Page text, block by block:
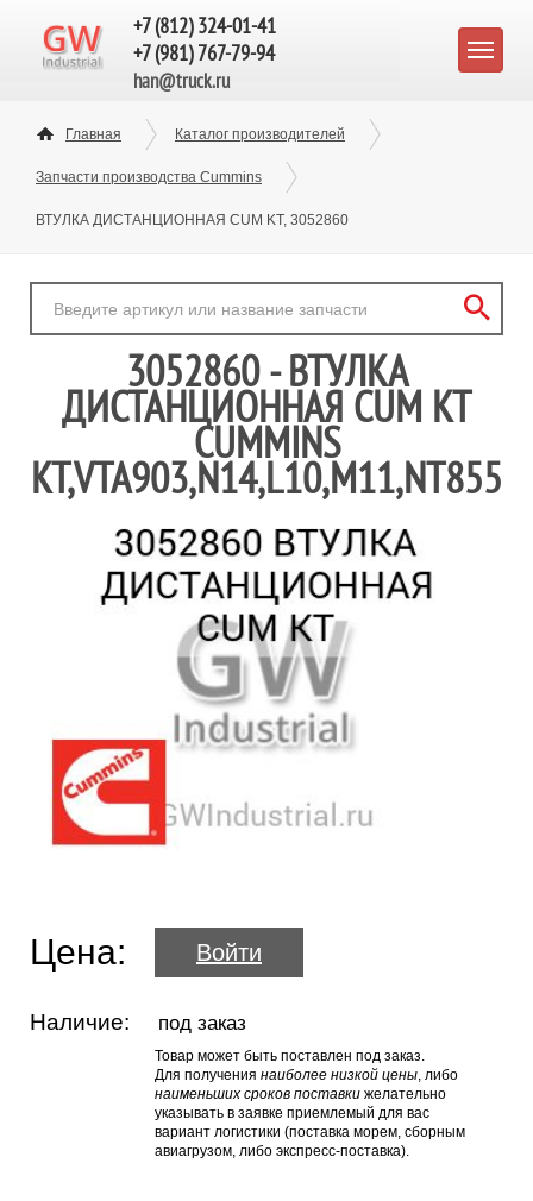
+7 (812) 324-01-41
+7 (981) 767-79-94
han@truck.ru
Главная Каталог производителей
Запчасти производства Cummins
ВТУЛКА ДИСТАНЦИОННАЯ CUM KT, 3052860
3052860 - ВТУЛКА
ДИСТАНЦИОННАЯ CUM KT
CUMMINS
KT,VTA903,N14,L10,M11,NT855
Цена: Войти
Наличие: под заказ
Товар может быть поставлен под заказ.
Для получения наиболее низкой цены, либо
наименьших сроков поставки желательно
указывать в заявке приемлемый для вас
вариант логистики (поставка морем, сборным
авиагрузом, либо экспресс-поставка).